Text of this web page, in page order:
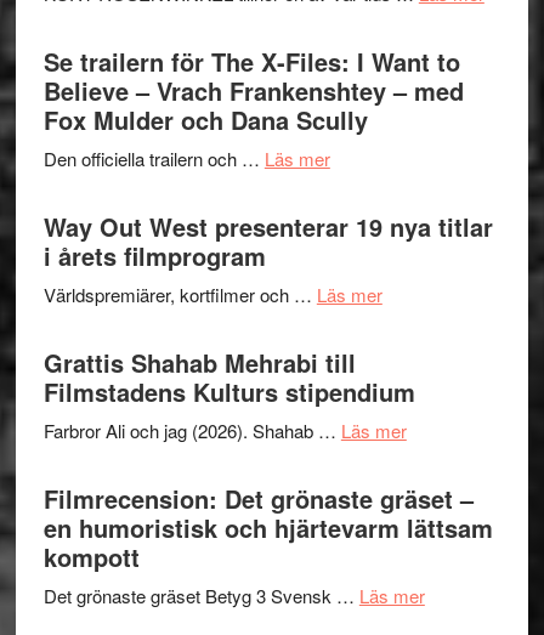
–
en
Se trailern för The X-Files: I Want to
Believe – Vrach Frankenshtey – med
Fox Mulder och Dana Scully
Den officiella trailern och … Läs merom
trailern
för
X-
I
Want
to
Believe
Vrach
Frankenshtey
med
Way Out West presenterar 19 nya titlar
i årets filmprogram
Världspremiärer, kortfilmer och … Läs merom
presenterar
19
titlar
i
Grattis Shahab Mehrabi till
Filmstadens Kulturs stipendium
Farbror Ali och jag (2026). Shahab … Läs merom
Shahab
Mehrabi
till
Kulturs
Filmrecension: Det grönaste gräset –
en humoristisk och hjärtevarm lättsam
kompott
Det grönaste gräset Betyg 3 Svensk … Läs merom